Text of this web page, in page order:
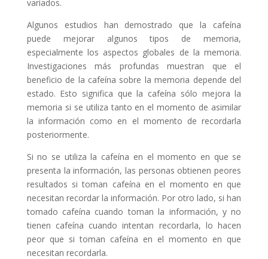
variados.
Algunos estudios han demostrado que la cafeína
puede mejorar algunos tipos de memoria,
especialmente los aspectos globales de la memoria.
Investigaciones más profundas muestran que el
beneficio de la cafeína sobre la memoria depende del
estado. Esto significa que la cafeína sólo mejora la
memoria si se utiliza tanto en el momento de asimilar
la información como en el momento de recordarla
posteriormente.
Si no se utiliza la cafeína en el momento en que se
presenta la información, las personas obtienen peores
resultados si toman cafeína en el momento en que
necesitan recordar la información. Por otro lado, si han
tomado cafeína cuando toman la información, y no
tienen cafeína cuando intentan recordarla, lo hacen
peor que si toman cafeína en el momento en que
necesitan recordarla.